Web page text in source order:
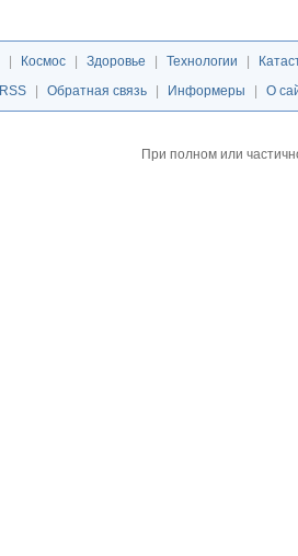
Космос Здоровье Технологии
RSS
Обратная связь Информеры О
При полном или